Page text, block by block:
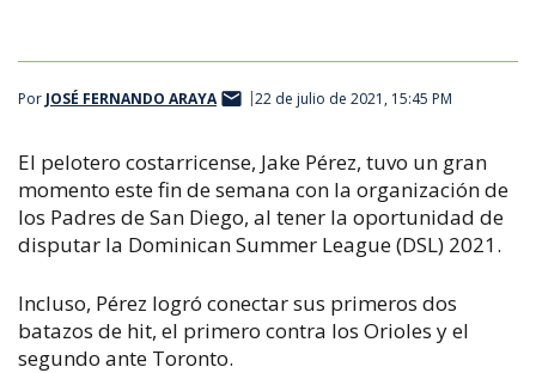
Por JOSÉ FERNANDO ARAYA 22 de julio de 2021, 15:45 PM
El pelotero costarricense, Jake Pérez, tuvo un gran
momento este fin de semana con la organización de
los Padres de San Diego, al tener la oportunidad de
disputar la Dominican Summer League (DSL) 2021.
Incluso, Pérez logró conectar sus primeros dos
batazos de hit, el primero contra los Orioles y el
segundo ante Toronto.